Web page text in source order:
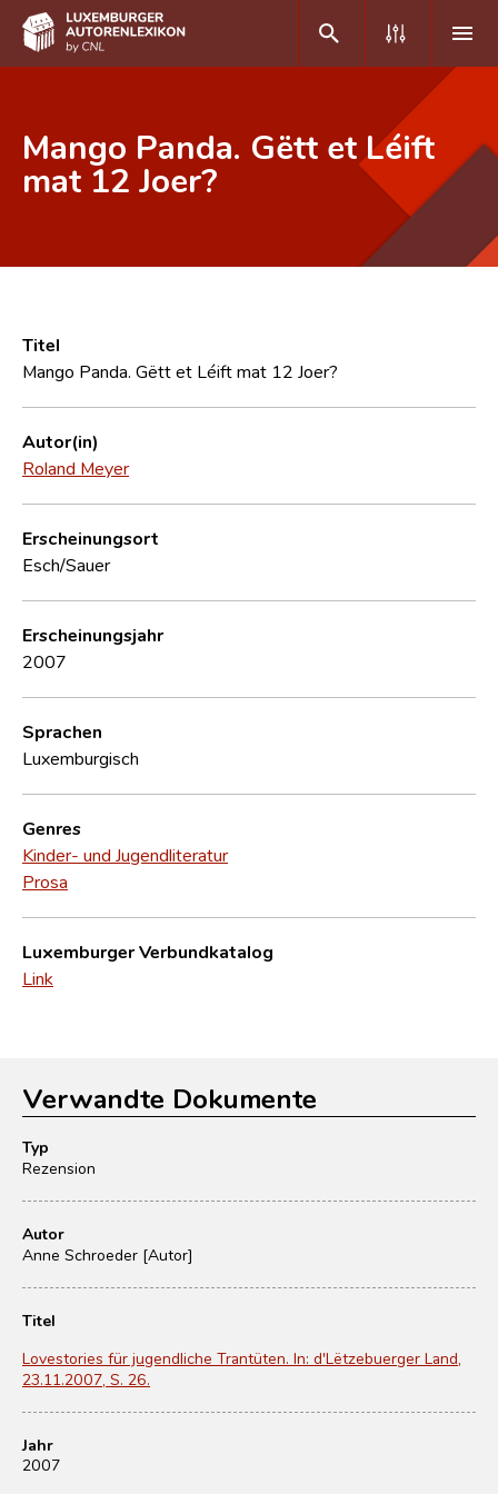
DE FR
Häufige Fragen und Antworten
CNL
Forschungsgruppe
Kontakt
Mango Panda. Gëtt et Léift
mat 12 Joer?
Titel
Mango Panda. Gëtt et Léift mat 12 Joer?
Autor(in)
Roland Meyer
Erscheinungsort
Esch/Sauer
Erscheinungsjahr
2007
Sprachen
Luxemburgisch
Genres
Kinder- und Jugendliteratur
Prosa
Luxemburger Verbundkatalog
Link
Verwandte Dokumente
Typ
Rezension
Autor
Anne Schroeder [Autor]
Titel
Lovestories für jugendliche Trantüten. In: d'Lëtzebuerger Land,
23.11.2007, S. 26.
Jahr
2007